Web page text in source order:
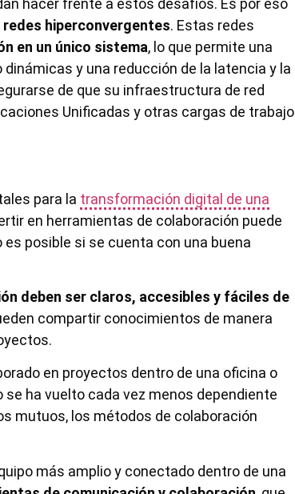
hacer frente a estos desafíos. Es por eso
redes hiperconvergentes. Estas redes
en un único sistema, lo que permite una
y una reducción de la latencia y la
de que su infraestructura de red
Unificadas y otras cargas de trabajo
para la transformación digital de una
en herramientas de colaboración puede
posible si se cuenta con una buena
deben ser claros, accesibles y fáciles de
compartir conocimientos de manera
en proyectos dentro de una oficina o
ha vuelto cada vez menos dependiente
mutuos, los métodos de colaboración
más amplio y conectado dentro de una